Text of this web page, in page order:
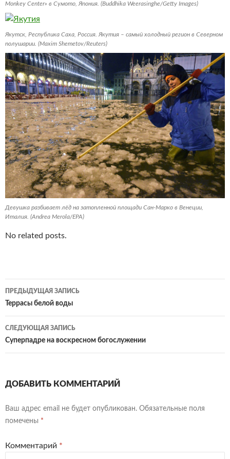
Monkey Center» в Сумото, Япония. (Buddhika Weerasinghe/Getty Images)
Якутск, Республика Саха, Россия. Якутия – самый холодный регион в Северном
полушарии. (Maxim Shemetov/Reuters)
Девушка разбивает лёд на затопленной площади Сан-Марко в Венеции,
Италия. (Andrea Merola/EPA)
No related posts.
Навигация
по
записям
ПРЕДЫДУЩАЯ ЗАПИСЬ
Террасы белой воды
СЛЕДУЮЩАЯ ЗАПИСЬ
Суперпадре на воскресном богослужении
ДОБАВИТЬ КОММЕНТАРИЙ
Ваш адрес email не будет опубликован. Обязательные поля
помечены *
Комментарий *